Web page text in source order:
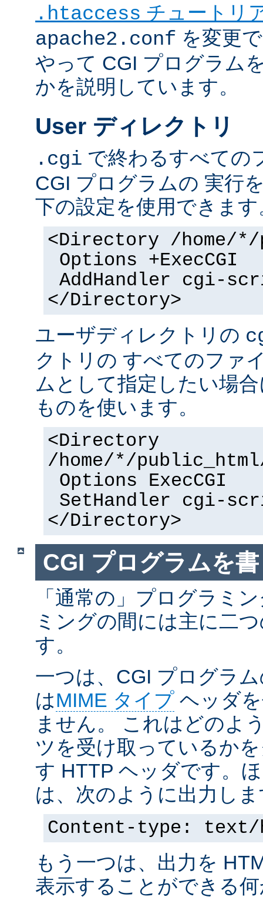
.htaccess チュートリ
apache2.conf を変更
やって CGI プログラム
かを説明しています。
User ディレクトリ
.cgi で終わるすべての
CGI プログラムの 実行
下の設定を使用できます
<Directory /home/
Options +ExecCGI
AddHandler cgi-
</Directory>
ユーザディレクトリの
クトリの すべてのファ
ムとして指定したい場
ものを使います。
<Directory
/home/*/
Options ExecCGI
SetHandler cgi-
</Directory>
CGI プログラムを
「通常の」プログラミ
ミングの間には主に二
す。
一つは、CGI プログラ
はMIME タイプ ヘッダ
ません。 これはどのよ
ツを受け取っているか
す HTTP ヘッダです。
は、次のように出力し
Content-type: text/
もう一つは、出力を
表示することができる